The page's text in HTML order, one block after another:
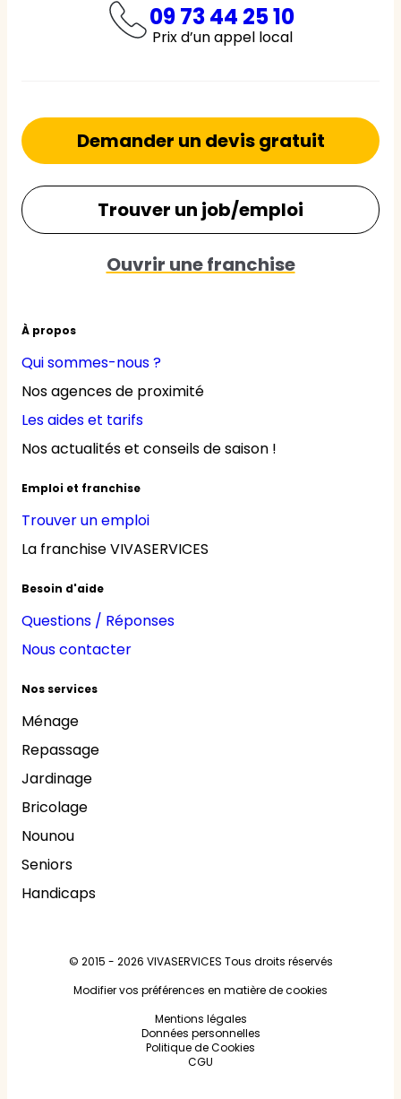
09 73 44 25 10
Prix d’un appel local
À propos
Qui sommes-nous ?
Nos agences de proximité
Les aides et tarifs
Nos actualités et conseils de saison !
Emploi et franchise
Trouver un emploi
La franchise VIVASERVICES
Besoin d'aide
Questions / Réponses
Nous contacter
Nos services
Ménage
Repassage
Jardinage
Bricolage
Nounou
Seniors
Handicaps
Demander un devis gratuit
Trouver un job/emploi
Ouvrir une franchise
© 2015 - 2026 VIVASERVICES Tous droits réservés
Modifier vos préférences en matière de cookies
Mentions légales
Données personnelles
Politique de Cookies
CGU